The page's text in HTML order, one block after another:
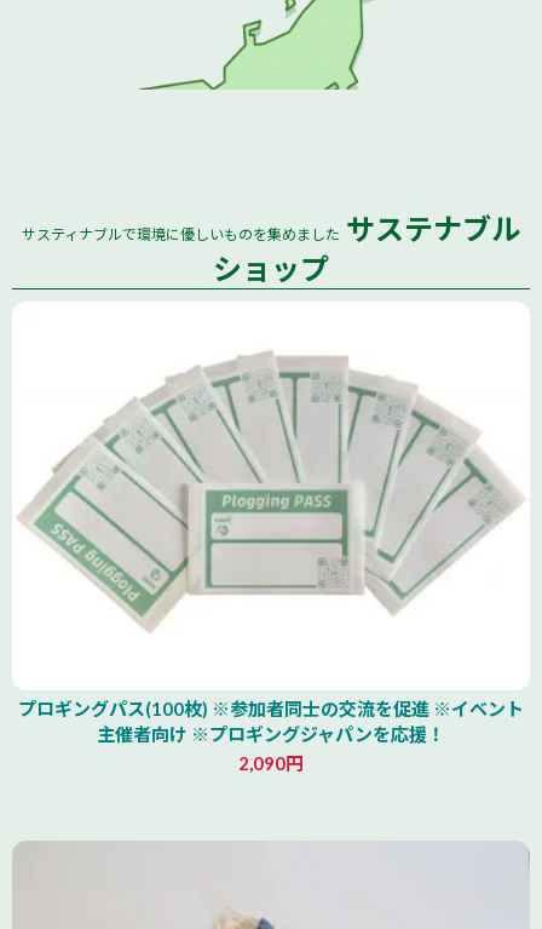
サスティナブルで環境に優しいものを集めました サステナブル
ショップ
プロギングパス(100枚) ※参加者同士の交流を促進 ※イベント
主催者向け ※プロギングジャパンを応援！
2,090円